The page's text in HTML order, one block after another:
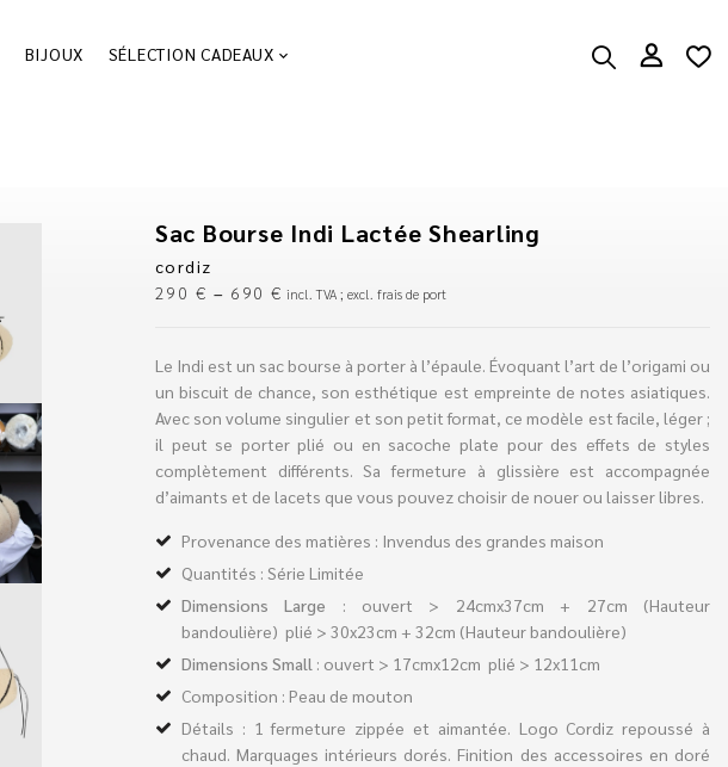
BIJOUX SÉLECTION CADEAUX
Sac Bourse Indi Lactée Shearling
cordiz
290 € – 690€ incl. TVA ; excl. frais de port
Le Indi est un sac bourse à porter à l’épaule. Évoquant l’art de l’origami ou
un biscuit de chance, son esthétique est empreinte de notes asiatiques.
Avec son volume singulier et son petit format, ce modèle est facile, léger ;
il peut se porter plié ou en sacoche plate pour des effets de styles
complètement différents. Sa fermeture à glissière est accompagnée
d’aimants et de lacets que vous pouvez choisir de nouer ou laisser libres.
Provenance des matières : Invendus des grandes maison
Quantités : Série Limitée
Dimensions Large : ouvert > 24cmx37cm + 27cm (Hauteur
bandoulière) plié > 30x23cm + 32cm (Hauteur bandoulière)
Dimensions Small : ouvert > 17cmx12cm plié > 12x11cm
Composition : Peau de mouton
Détails : 1 fermeture zippée et aimantée. Logo Cordiz repoussé à
chaud. Marquages intérieurs dorés. Finition des accessoires en doré